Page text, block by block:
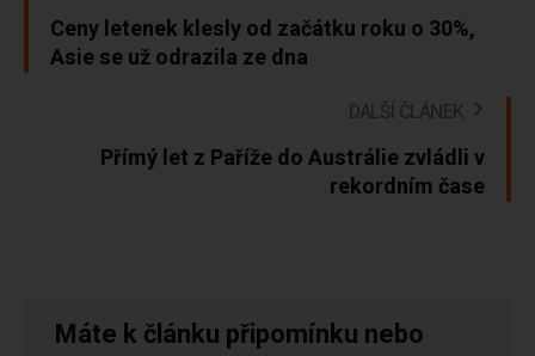
Ceny letenek klesly od začátku roku o 30%,
Asie se už odrazila ze dna
DALŠÍ ČLÁNEK
Přímý let z Paříže do Austrálie zvládli v
rekordním čase
Máte k článku připomínku nebo